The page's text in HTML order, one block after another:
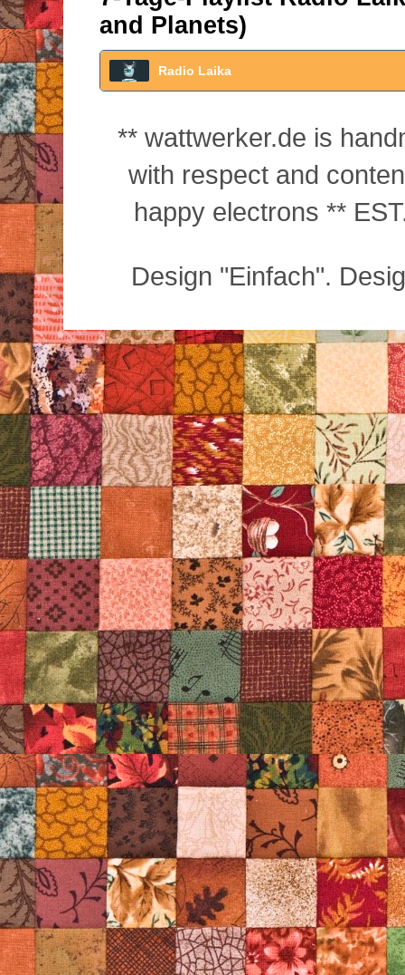
and Planets)
Radio Laika
** wattwerker.de is
with respect and
happy electrons **
Design "Einfach".